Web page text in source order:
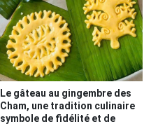
Le gâteau au gingembre des
Cham, une tradition culinaire
symbole de fidélité et de